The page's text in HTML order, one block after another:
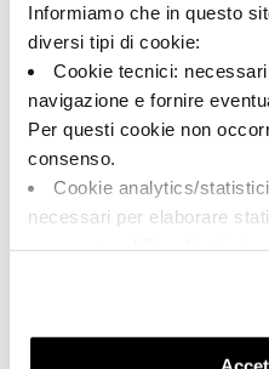
Informiamo che in questo
diversi tipi di cookie:
Cookie tecnici:
navigazione e fornire
Per questi cookie non
consenso.
Cookie analytics/
necessari per elaborare
Cookie di profilazione/
previo tuo consenso, per
navigazione e mostrarti
Share: